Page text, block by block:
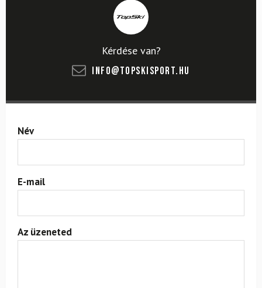
Kérdése van?
info@topskisport.hu
Név
E-mail
Az üzeneted